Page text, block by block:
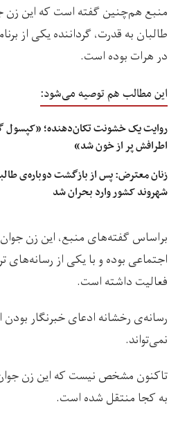
منبع هم‌چنین گفته است که این زن
طالبان به قدرت، گرداننده یکی از
در هرات بوده است.
این مطالب هم توصیه می‌شود:
روایت یک خشونت تکان‌دهنده؛ «کپسول
اطرافش پر از خون شد»
زنان معترض: پس از بازگشت دوباره‌ی
شهروند کشور وارد بحران شد
براساس گفته‌های منبع، این زن
اجتماعی بوده و با یکی از رسانه‌های
فعالیت داشته است.
رسانه‌ی رخشانه ادعای خبرنگار بودن
نمی‌تواند.
تاکنون مشخص نیست که این زن
به کجا منتقل شده است.